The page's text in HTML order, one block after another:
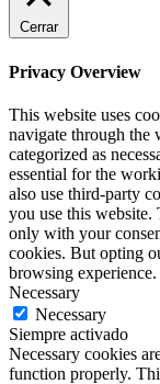
Cerrar
Privacy Overview
This website uses
navigate through the
categorized as
essential for the
also use third-party
you use this
only with your
cookies. But opting
browsing experience.
Necessary
Necessary
Siempre activado
Necessary cookies
function properly.